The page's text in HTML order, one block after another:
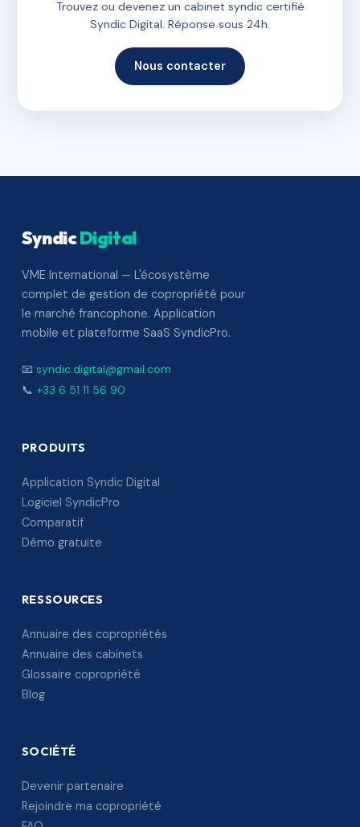
Trouvez ou devenez un cabinet syndic certifié
Syndic Digital. Réponse sous 24h.
Nous contacter
SyndicDigital
VME International — L'écosystème
complet de gestion de copropriété pour
le marché francophone. Application
mobile et plateforme SaaS SyndicPro.
📧 syndic.digital@gmail.com
📞 +33 6 51 11 56 90
PRODUITS
Application Syndic Digital
Logiciel SyndicPro
Comparatif
Démo gratuite
RESSOURCES
Annuaire des copropriétés
Annuaire des cabinets
Glossaire copropriété
Blog
SOCIÉTÉ
Devenir partenaire
Rejoindre ma copropriété